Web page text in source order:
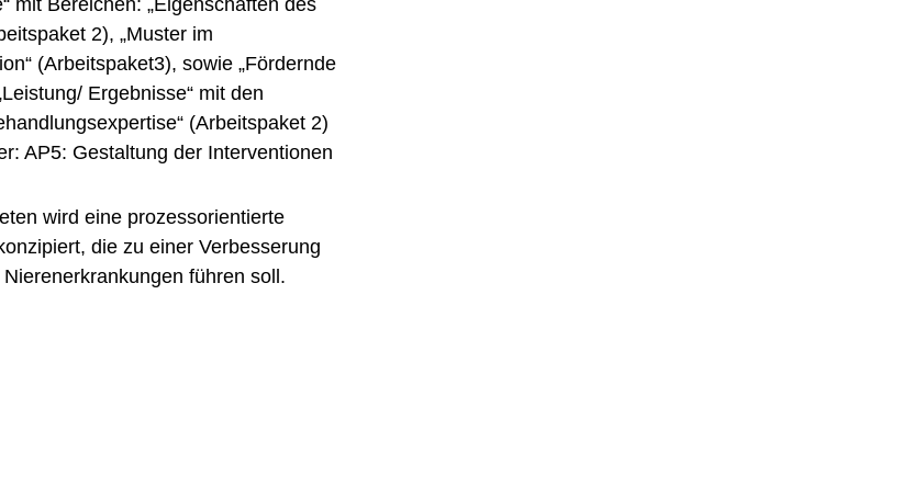
wird eine prozessorientierte
die zu einer Verbesserung
führen soll.